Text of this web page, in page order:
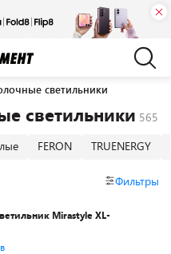
светильники
светильники
FERON TRUENERGY
Фильтры
Mirastyle XL-